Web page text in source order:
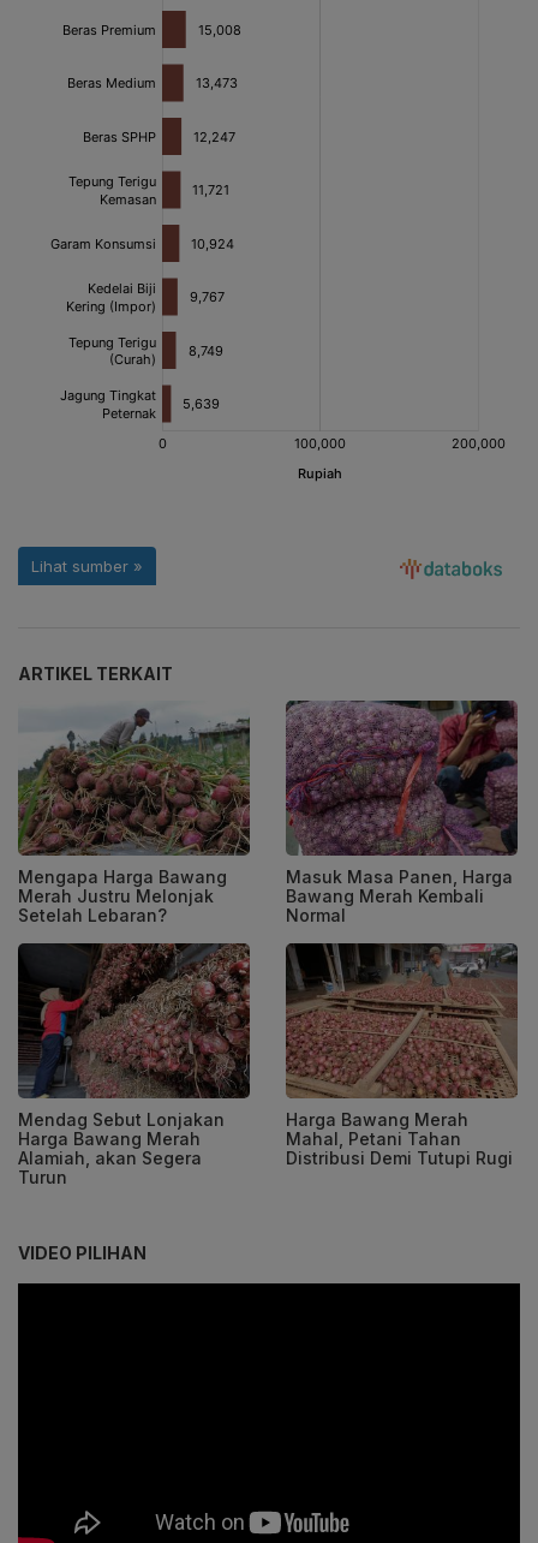
ARTIKEL TERKAIT
Mengapa Harga Bawang
Merah Justru Melonjak
Setelah Lebaran?
Masuk Masa Panen, Harga
Bawang Merah Kembali
Normal
Mendag Sebut Lonjakan
Harga Bawang Merah
Alamiah, akan Segera
Turun
Harga Bawang Merah
Mahal, Petani Tahan
Distribusi Demi Tutupi Rugi
VIDEO PILIHAN